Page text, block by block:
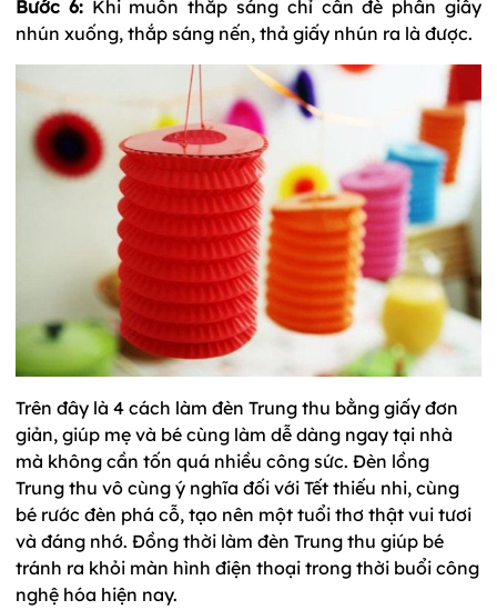
Bước 6: Khi muốn thắp sáng chỉ cần đè phần giấy
nhún xuống, thắp sáng nến, thả giấy nhún ra là được.
Trên đây là 4 cách làm đèn Trung thu bằng giấy đơn
giản, giúp mẹ và bé cùng làm dễ dàng ngay tại nhà
mà không cần tốn quá nhiều công sức. Đèn lồng
Trung thu vô cùng ý nghĩa đối với Tết thiếu nhi, cùng
bé rước đèn phá cỗ, tạo nên một tuổi thơ thật vui tươi
và đáng nhớ. Đồng thời làm đèn Trung thu giúp bé
tránh ra khỏi màn hình điện thoại trong thời buổi công
nghệ hóa hiện nay.